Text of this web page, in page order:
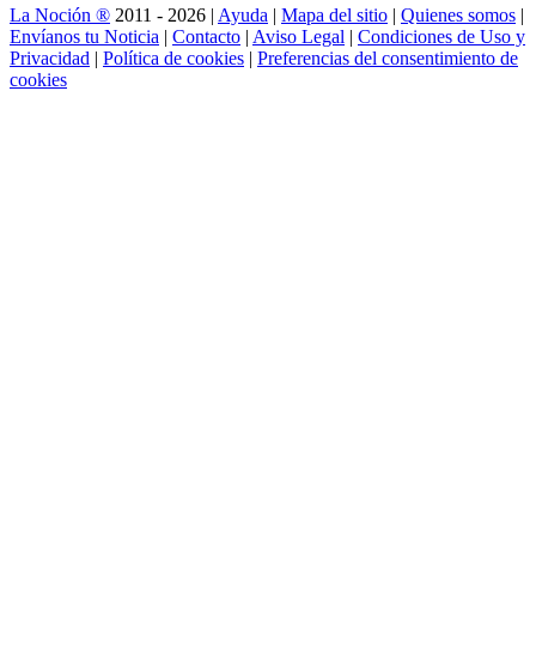
La Noción ® 2011 - 2026 | Ayuda | Mapa del sitio | Quienes somos |
Envíanos tu Noticia | Contacto | Aviso Legal | Condiciones de Uso y
Privacidad | Política de cookies | Preferencias del consentimiento de
cookies